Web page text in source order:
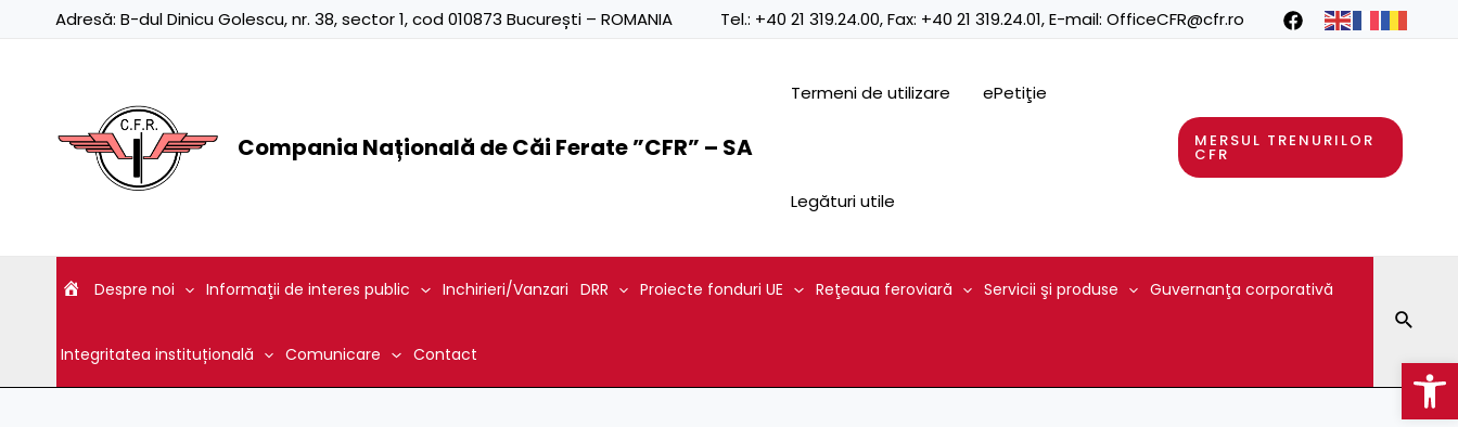
Adresă: B-dul Dinicu Golescu, nr. 38, sector 1, cod 010873 București – ROMANIA Tel.: +40 21 319.24.00, Fax: +40 21 319.24.01, E-mail: OfficeCFR@cfr.ro
Compania Națională de Căi Ferate ”CFR” – SA
Termeni de utilizare ePetiţie
Legături utile
MERSUL TRENURILOR
CFR
Despre noi Informaţii de interes public Inchirieri/Vanzari DRR Proiecte fonduri UE Reţeaua feroviară Servicii şi produse Guvernanţa corporativă
Integritatea instituțională Comunicare Contact